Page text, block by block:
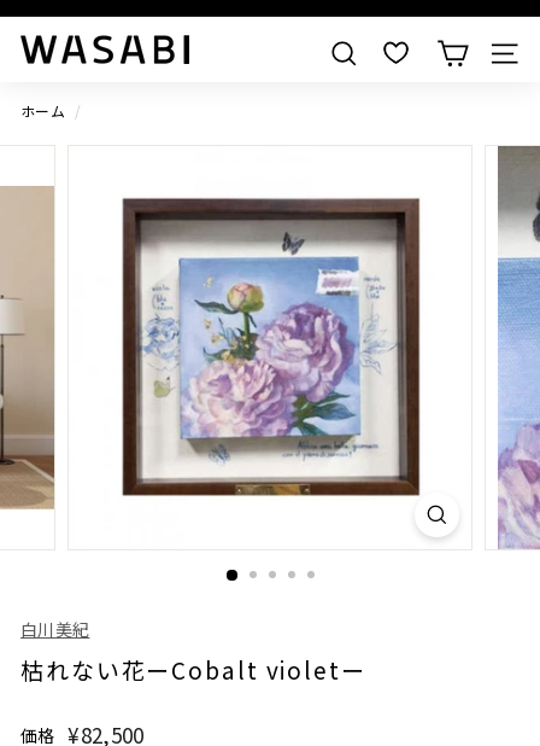
すべての作品を見る
W
S
A
B
検索
ホーム /
白川美紀
枯れない花ーCobalt violetー
価格 ¥82,500